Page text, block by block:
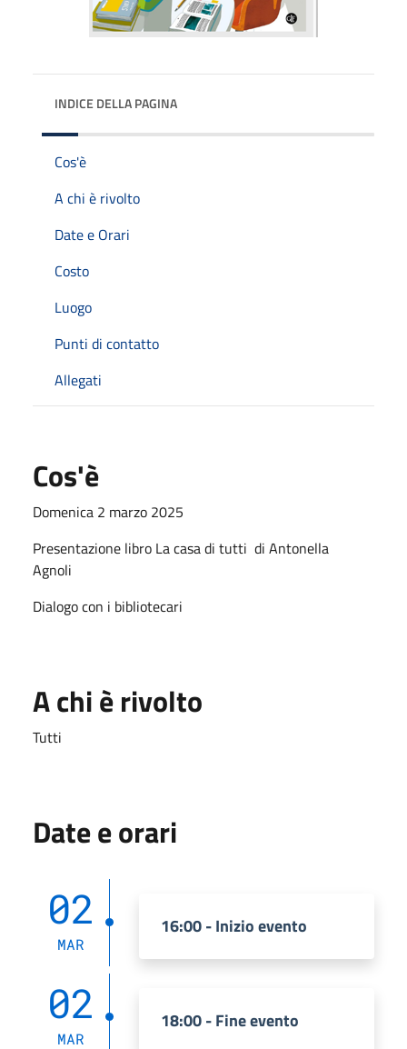
INDICE DELLA PAGINA
Cos'è
A chi è rivolto
Date e Orari
Costo
Luogo
Punti di contatto
Allegati
Cos'è
Domenica 2 marzo 2025
Presentazione libro La casa di tutti di Antonella
Agnoli
Dialogo con i bibliotecari
A chi è rivolto
Tutti
Date e orari
02
MAR
16:00 - Inizio evento
02
MAR
18:00 - Fine evento